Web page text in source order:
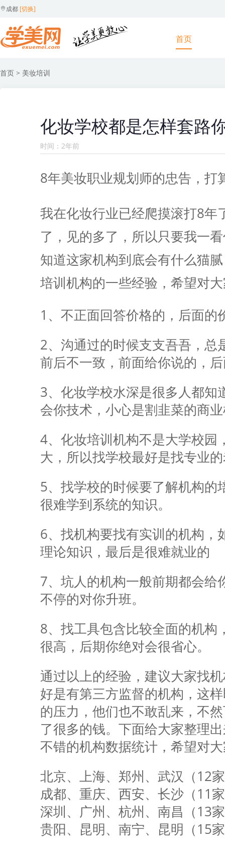
成都 [切换]
首页
首页 > 美妆培训
化妆学校都是怎样套路
时间：2年前
8年美妆职业规划师的忠告，打
我在化妆行业已经爬摸滚打8年
了，见的多了，所以只要我一
知道这家机构到底会有什么猫
培训机构的一些经验，希望对
1、不正面回答价格的，后面的
2、沟通过的时候支支吾吾，
前后不一致，前面给你说的，
3、化妆学校水深是很多人都
会你技术，小心是割韭菜的商
4、 化妆培训机构不是大学校园
大，所以找学校最好是找专业
5、找学校的时候要了解机构
很难学到系统的知识。
6、找机构要找有实训的机构
理论知识，最后是很难就业的
7、坑人的机构一般前期都会
不停的对你升班。
8、找工具包含比较全面的机
很高，后期你绝对会很省心。
通过以上的经验，建议大家找
好是有第三方监督的机构，这
的压力，他们也不敢乱来，不
了很多的钱。下面给大家整理
不错的机构数据统计，希望对
北京、上海、郑州、武汉（12
成都、重庆、西安、长沙（11
深圳、广州、杭州、南昌（13
贵阳、昆明、南宁、昆明（15